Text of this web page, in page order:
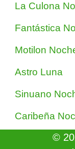
La Culona
Fantástica
Motilon
Astro Luna
Sinuano
Caribeña
©